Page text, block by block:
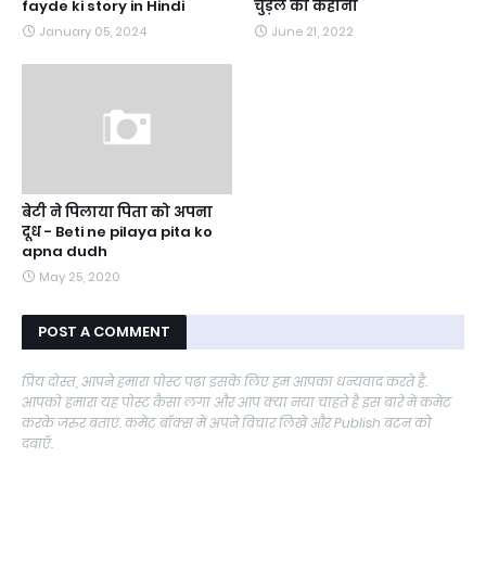
fayde ki story in Hindi
January 05, 2024
चुड़ैल की कहानी
June 21, 2022
बेटी ने पिलाया पिता को अपना
दूध - Beti ne pilaya pita ko
apna dudh
May 25, 2020
POST A COMMENT
प्रिय दोस्त, आपने हमारा पोस्ट पढ़ा इसके लिए हम आपका धन्यवाद करते है.
आपको हमारा यह पोस्ट कैसा लगा और आप क्या नया चाहते है इस बारे में कमेंट
करके जरुर बताएं. कमेंट बॉक्स में अपने विचार लिखें और Publish बटन को
दबाएँ.